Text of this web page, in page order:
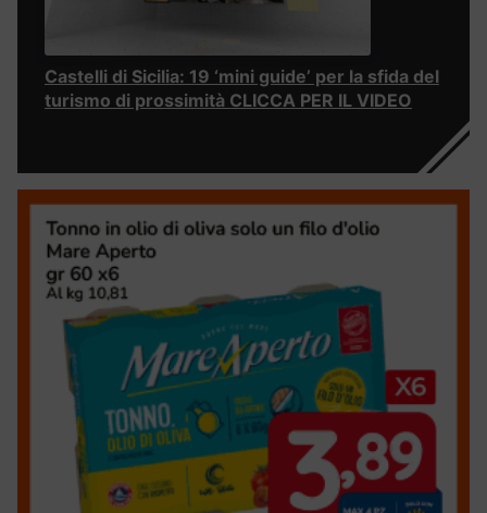
Castelli di Sicilia: 19 ‘mini guide’ per la sfida del
turismo di prossimità CLICCA PER IL VIDEO